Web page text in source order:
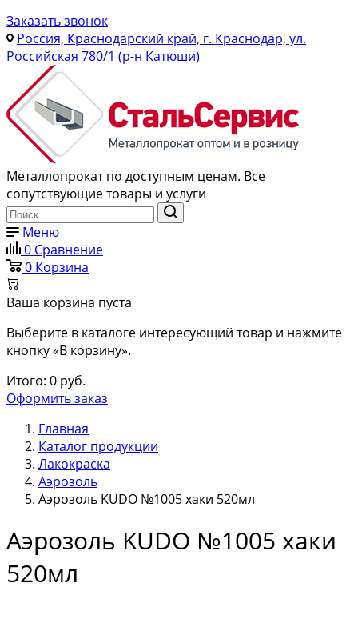
Заказать звонок
Россия, Краснодарский край, г. Краснодар, ул.
Российская 780/1 (р-н Катюши)
Металлопрокат по доступным ценам. Все
сопутствующие товары и услуги
Меню
0 Сравнение
0 Корзина
Ваша корзина пуста
Выберите в каталоге интересующий товар и нажмите
кнопку «В корзину».
Итого: 0 руб.
Оформить заказ
Главная
Каталог продукции
Лакокраска
Аэрозоль
Аэрозоль KUDO №1005 хаки 520мл
Аэрозоль KUDO №1005 хаки
520мл